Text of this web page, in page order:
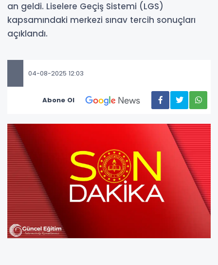
an geldi. Liselere Geçiş Sistemi (LGS)
kapsamındaki merkezi sınav tercih sonuçları
açıklandı.
04-08-2025 12:03
Abone Ol